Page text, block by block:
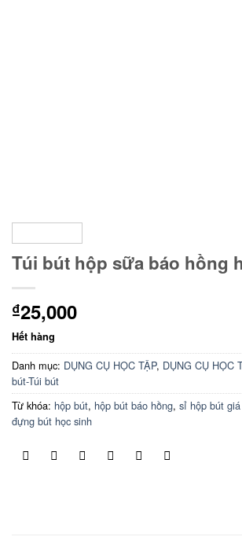
Túi bút hộp sữa báo hồng
₫25,000
Hết hàng
Danh mục: DỤNG CỤ HỌC TẬP, DỤNG CỤ HỌC
bút-Túi bút
Từ khóa: hộp bút, hộp bút báo hồng, sỉ hộp bút
đựng bút học sinh